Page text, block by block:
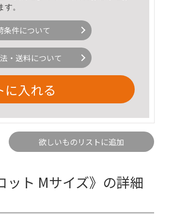
。
条件について
・送料について
に入れる
欲しいものリストに追加
ト Mサイズ》の詳細